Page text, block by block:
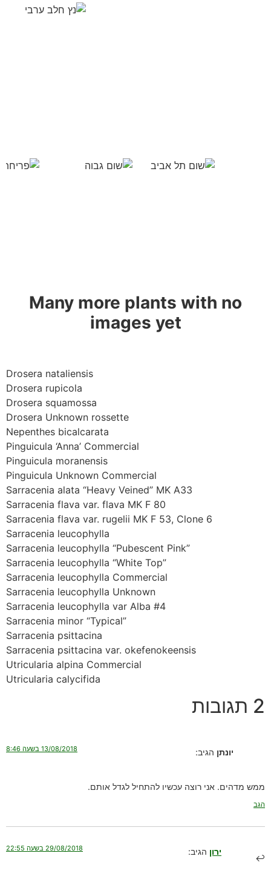
Many more plants with no
images yet
Drosera nataliensis
Drosera rupicola
Drosera squamossa
Drosera Unknown rossette
Nepenthes bicalcarata
Pinguicula ‘Anna’ Commercial
Pinguicula moranensis
Pinguicula Unknown Commercial
Sarracenia alata “Heavy Veined” MK A33
Sarracenia flava var. flava MK F 80
Sarracenia flava var. rugelii MK F 53, Clone 6
Sarracenia leucophylla
Sarracenia leucophylla “Pubescent Pink”
Sarracenia leucophylla “White Top”
Sarracenia leucophylla Commercial
Sarracenia leucophylla Unknown
Sarracenia leucophylla var Alba #4
Sarracenia minor “Typical”
Sarracenia psittacina
Sarracenia psittacina var. okefenokeensis
Utricularia alpina Commercial
Utricularia calycifida
2 תגובות
יונתן הגיב: 13/08/2018 בשעה 8:46
ממש מדהים. אני רוצה עכשיו להתחיל לגדל אותם.
הגב
ירון הגיב: 29/08/2018 בשעה 22:55